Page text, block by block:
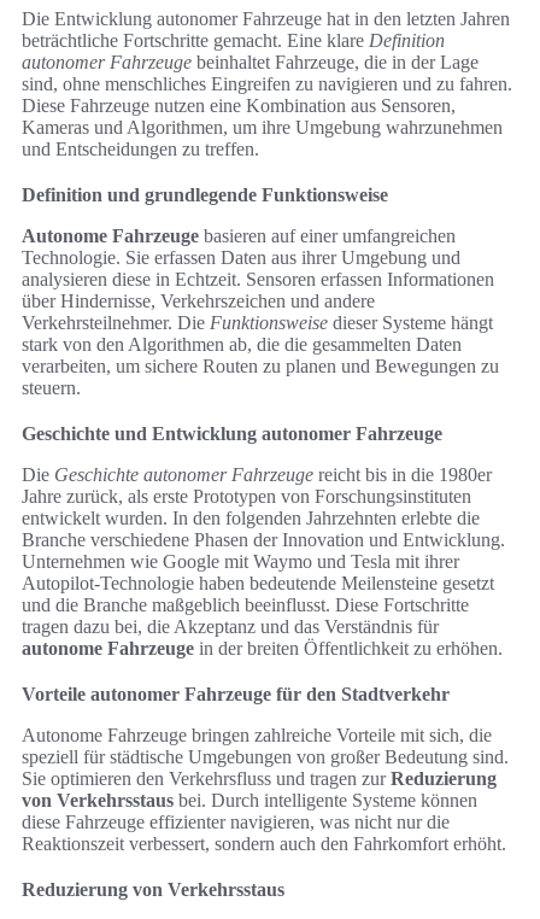
Die Entwicklung autonomer Fahrzeuge hat in den letzten Jahren
beträchtliche Fortschritte gemacht. Eine klare Definition
autonomer Fahrzeuge beinhaltet Fahrzeuge, die in der Lage
sind, ohne menschliches Eingreifen zu navigieren und zu fahren.
Diese Fahrzeuge nutzen eine Kombination aus Sensoren,
Kameras und Algorithmen, um ihre Umgebung wahrzunehmen
und Entscheidungen zu treffen.
Definition und grundlegende Funktionsweise
Autonome Fahrzeuge basieren auf einer umfangreichen
Technologie. Sie erfassen Daten aus ihrer Umgebung und
analysieren diese in Echtzeit. Sensoren erfassen Informationen
über Hindernisse, Verkehrszeichen und andere
Verkehrsteilnehmer. Die Funktionsweise dieser Systeme hängt
stark von den Algorithmen ab, die die gesammelten Daten
verarbeiten, um sichere Routen zu planen und Bewegungen zu
steuern.
Geschichte und Entwicklung autonomer Fahrzeuge
Die Geschichte autonomer Fahrzeuge reicht bis in die 1980er
Jahre zurück, als erste Prototypen von Forschungsinstituten
entwickelt wurden. In den folgenden Jahrzehnten erlebte die
Branche verschiedene Phasen der Innovation und Entwicklung.
Unternehmen wie Google mit Waymo und Tesla mit ihrer
Autopilot-Technologie haben bedeutende Meilensteine gesetzt
und die Branche maßgeblich beeinflusst. Diese Fortschritte
tragen dazu bei, die Akzeptanz und das Verständnis für
autonome Fahrzeuge in der breiten Öffentlichkeit zu erhöhen.
Vorteile autonomer Fahrzeuge für den Stadtverkehr
Autonome Fahrzeuge bringen zahlreiche Vorteile mit sich, die
speziell für städtische Umgebungen von großer Bedeutung sind.
Sie optimieren den Verkehrsfluss und tragen zurReduzierung
von Verkehrsstaus bei. Durch intelligente Systeme können
diese Fahrzeuge effizienter navigieren, was nicht nur die
Reaktionszeit verbessert, sondern auch den Fahrkomfort erhöht.
Reduzierung von Verkehrsstaus